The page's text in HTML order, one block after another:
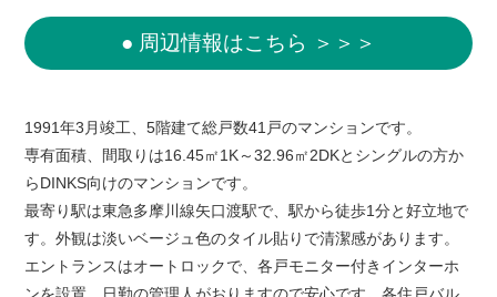
● 周辺情報はこちら ＞＞＞
1991年3月竣工、5階建て総戸数41戸のマンションです。
専有面積、間取りは16.45㎡1K～32.96㎡2DKとシングルの方か
らDINKS向けのマンションです。
最寄り駅は東急多摩川線矢口渡駅で、駅から徒歩1分と好立地で
す。外観は淡いベージュ色のタイル貼りで清潔感があります。
エントランスはオートロックで、各戸モニター付きインターホ
ンを設置、日勤の管理人がおりますので安心です。各住戸バル